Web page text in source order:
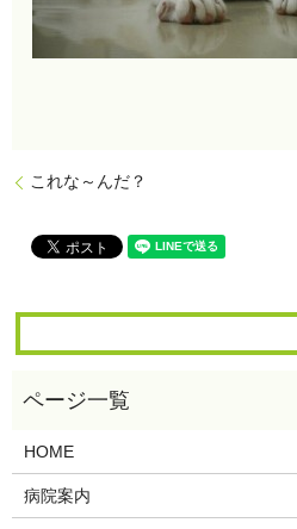
これな～んだ？
HOME
病院案内